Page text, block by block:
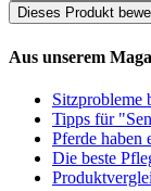
Dieses Produkt
Aus unserem
Sitzprobleme
Tipps für
Pferde haben
Die beste